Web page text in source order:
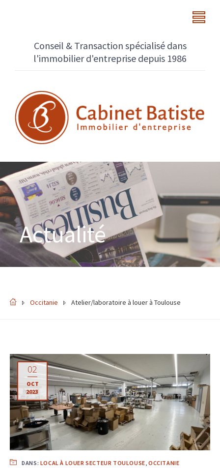
Conseil & Transaction spécialisé dans
l'immobilier d'entreprise depuis 1986
Actualité
Occitanie Atelier/laboratoire à louer à Toulouse
02
OCT
2023
DANS: LOCAL À LOUER SECTEUR TOULOUSE ,OCCITANIE